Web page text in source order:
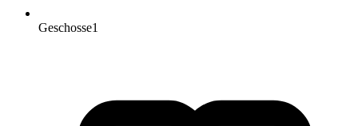
Geschosse1